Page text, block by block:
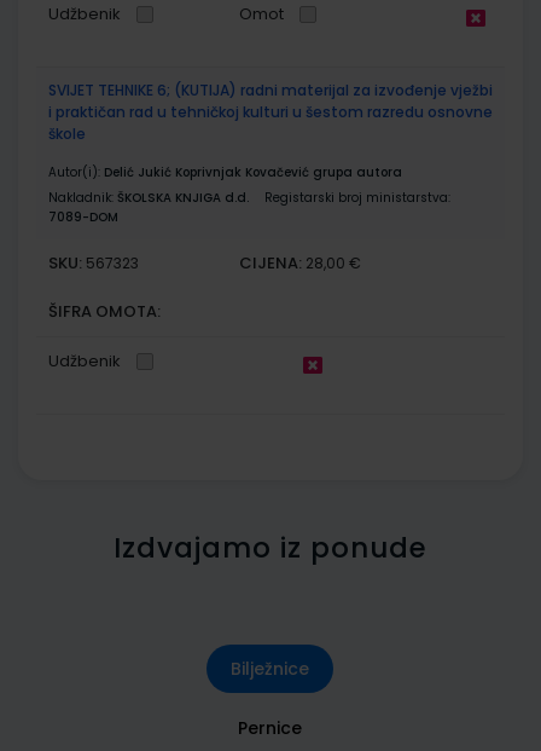
Udžbenik Omot
SVIJET TEHNIKE 6; (KUTIJA) radni materijal za izvođenje vježbi
i praktičan rad u tehničkoj kulturi u šestom razredu osnovne
škole
Autor(i): Delić Jukić Koprivnjak Kovačević grupa autora
Nakladnik: ŠKOLSKA KNJIGA d.d.
Registarski broj ministarstva:
7089-DOM
SKU: 567323 CIJENA: 28,00 €
ŠIFRA OMOTA:
Udžbenik
Izdvajamo iz ponude
Bilježnice
Pernice